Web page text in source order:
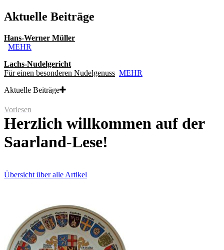
Aktuelle Beiträge
Hans-Werner Müller
MEHR
Lachs-Nudelgericht
Für einen besonderen Nudelgenuss MEHR
Aktuelle Beiträge
Vorlesen
Herzlich willkommen auf der
Saarland-Lese!
Übersicht über alle Artikel